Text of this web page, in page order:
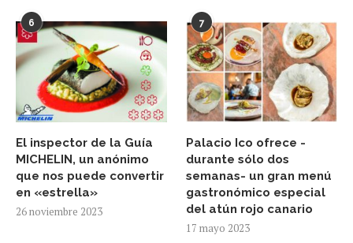
6
El inspector de la Guía
MICHELIN, un anónimo
que nos puede convertir
en «estrella»
26 noviembre 2023
7
Palacio Ico ofrece -
durante sólo dos
semanas- un gran menú
gastronómico especial
del atún rojo canario
17 mayo 2023